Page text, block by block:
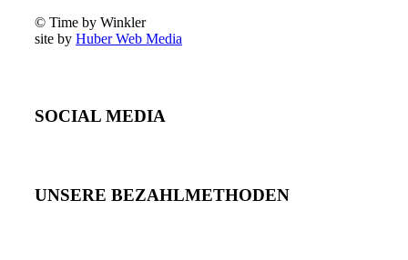
© Time by Winkler
site by Huber Web Media
SOCIAL MEDIA
UNSERE BEZAHLMETHODEN